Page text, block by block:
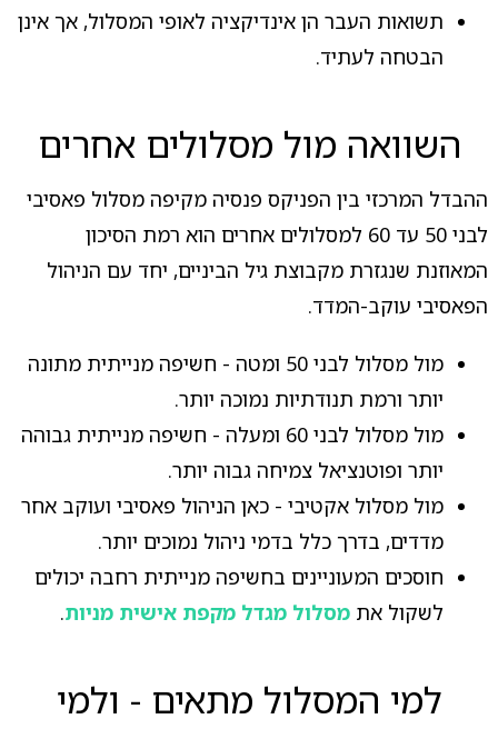
תשואות העבר הן אינדיקציה לאופי המסלול, אך אינן
הבטחה לעתיד.
השוואה מול מסלולים אחרים
ההבדל המרכזי בין הפניקס פנסיה מקיפה מסלול פאסיבי
לבני 50 עד 60 למסלולים אחרים הוא רמת הסיכון
המאוזנת שנגזרת מקבוצת גיל הביניים, יחד עם הניהול
הפאסיבי עוקב-המדד.
מול מסלול לבני 50 ומטה - חשיפה מנייתית מתונה
יותר ורמת תנודתיות נמוכה יותר.
מול מסלול לבני 60 ומעלה - חשיפה מנייתית גבוהה
יותר ופוטנציאל צמיחה גבוה יותר.
מול מסלול אקטיבי - כאן הניהול פאסיבי ועוקב אחר
מדדים, בדרך כלל בדמי ניהול נמוכים יותר.
חוסכים המעוניינים בחשיפה מנייתית רחבה יכולים
לשקול את מסלול מגדל מקפת אישית מניות.
למי המסלול מתאים - ולמי